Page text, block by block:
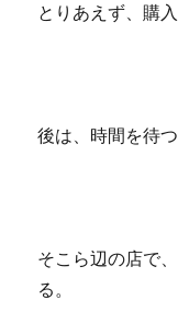
とりあえず、購入
後は、時間を待つ
そこら辺の店で
る。